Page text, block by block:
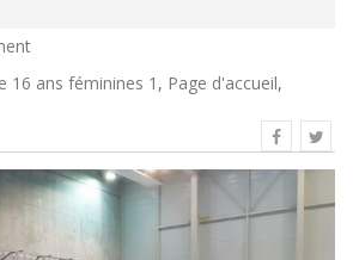
16 ans féminines 1 , Page d'accueil,